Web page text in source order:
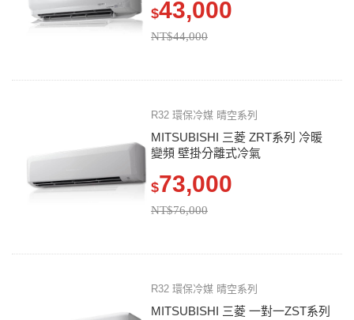
$43,000
NT$44,000
R32 環保冷媒 晴空系列
MITSUBISHI 三菱 ZRT系列 冷暖
變頻 壁掛分離式冷氣
$73,000
NT$76,000
R32 環保冷媒 晴空系列
MITSUBISHI 三菱 一對一ZST系列